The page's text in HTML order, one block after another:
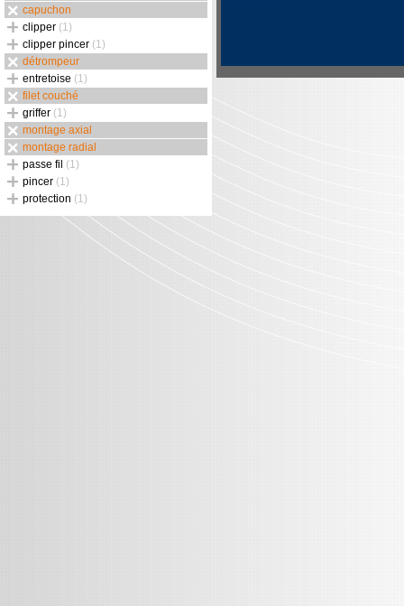
capuchon
clipper (1)
clipper pincer (1)
détrompeur
entretoise (1)
filet couché
griffer (1)
montage axial
montage radial
passe fil (1)
pincer (1)
protection (1)